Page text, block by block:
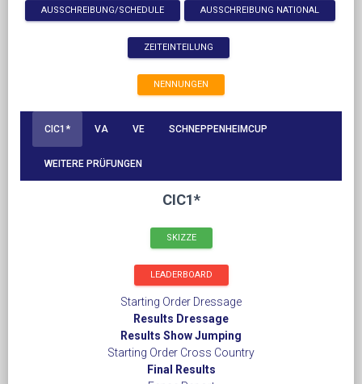
AUSSCHREIBUNG/SCHEDULE AUSSCHREIBUNG NATIONAL
ZEITEINTEILUNG
NENNUNGEN
CIC1* VA VE SCHNEPPENHEIMCUP
WEITERE PRÜFUNGEN
CIC1*
SKIZZE
LEADERBOARD
Starting Order Dressage
Results Dressage
Results Show Jumping
Starting Order Cross Country
Final Results